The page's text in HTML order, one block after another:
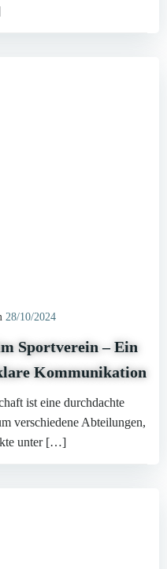
28/10/2024
Sportverein – Ein
Kommunikation
ist eine durchdachte
verschiedene Abteilungen,
unter […]